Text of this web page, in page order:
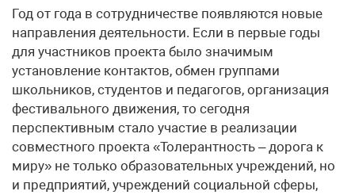
Год от года в сотрудничестве появляются новые
направления деятельности. Если в первые годы
для участников проекта было значимым
установление контактов, обмен группами
школьников, студентов и педагогов, организация
фестивального движения, то сегодня
перспективным стало участие в реализации
совместного проекта «Толерантность – дорога к
миру» не только образовательных учреждений, но
и предприятий, учреждений социальной сферы,